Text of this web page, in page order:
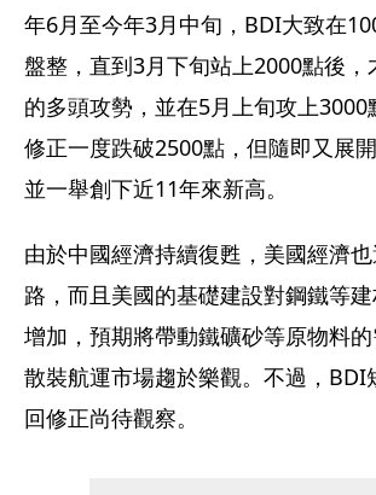
年6月至今年3月中旬，BDI大致在
盤整，直到3月下旬站上2000點後，
的多頭攻勢，並在5月上旬攻上3000
修正一度跌破2500點，但隨即又展
並一舉創下近11年來新高。
由於中國經濟持續復甦，美國經濟
路，而且美國的基礎建設對鋼鐵等
增加，預期將帶動鐵礦砂等原物料
散裝航運市場趨於樂觀。不過，BDI
回修正尚待觀察。